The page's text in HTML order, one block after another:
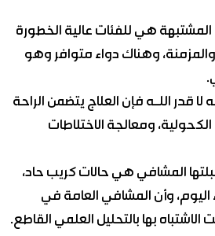
المشتبهة هي للفئات عالية الخطورة
وهناك دواء متوافر وهو
قدر اللـه فإن العلاج يتضمن الراحة
ومعالجة الاختلاطات
المشافي هي حالات كريب حاد،
وأن المشافي العامة في
بها بالتحليل العلمي القاطع.